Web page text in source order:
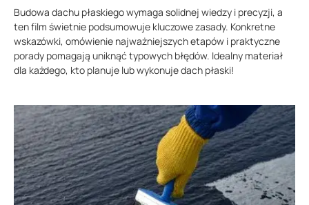
Budowa dachu płaskiego wymaga solidnej wiedzy i precyzji, a
ten film świetnie podsumowuje kluczowe zasady. Konkretne
wskazówki, omówienie najważniejszych etapów i praktyczne
porady pomagają uniknąć typowych błędów. Idealny materiał
dla każdego, kto planuje lub wykonuje dach płaski!